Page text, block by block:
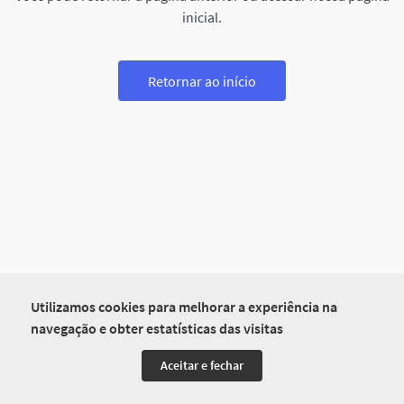
Utilizamos cookies para melhorar a experiência na
navegação e obter estatísticas das visitas
Aceitar e fechar
inicial.
Retornar ao início